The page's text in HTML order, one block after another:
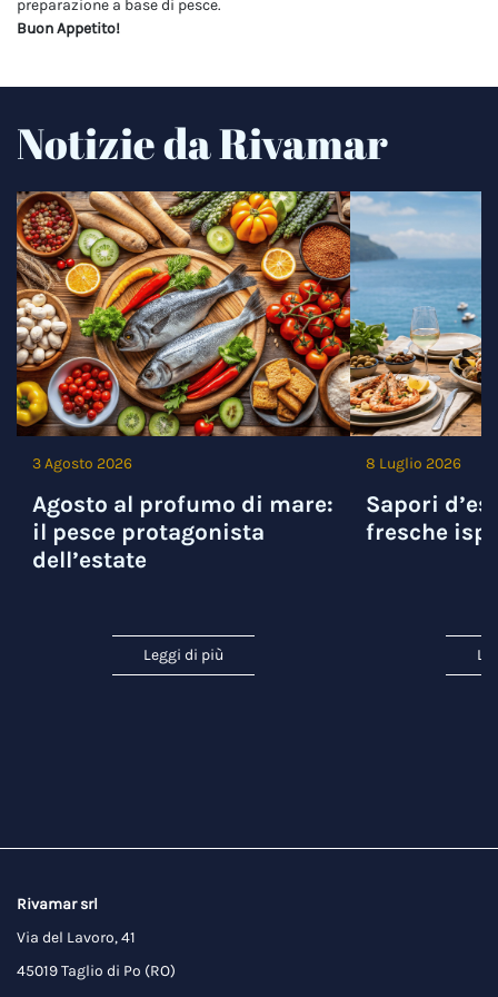
preparazione a base di pesce.
Buon Appetito!
Notizie da Rivamar
3 Agosto 2026
Agosto al profumo di mare:
il pesce protagonista
dell’estate
Leggi di più
8 Luglio 2026
Sapori
fresche
Rivamar srl
Via del Lavoro, 41
45019 Taglio di Po (RO)